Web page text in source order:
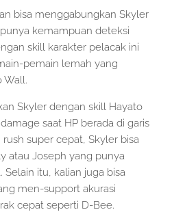
bisa menggabungkan Skyler
kemampuan deteksi
skill karakter pelacak ini
pemain lemah yang
Wall.
Skyler dengan skill Hayato
saat HP berada di garis
super cepat, Skyler bisa
atau Joseph yang punya
itu, kalian juga bisa
men-support akurasi
cepat seperti D-Bee.